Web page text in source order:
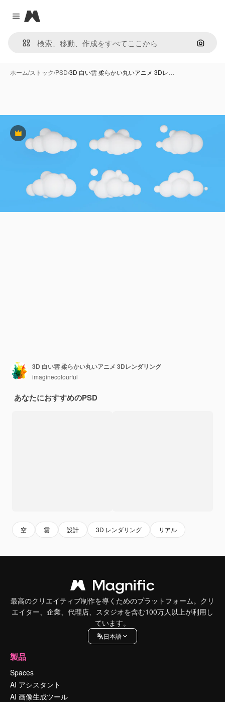
Close menu
Magnific
画像で
ホーム/ストック/PSD/3D 白い雲 柔らかい丸いアニメ 3Dレ…
Premium
3D 白い雲 柔らかい丸いアニメ 3Dレンダリング
imaginecolourful
あなたにおすすめのPSD
空 雲 設計 3D レンダリング リアル
最高のクリエイティブ制作を導くためのプラットフォーム。クリ
エイター、企業、代理店、スタジオを含む100万人以上が利用し
ています。
日本語
製品
Spaces
AI アシスタント
AI 画像生成ツール